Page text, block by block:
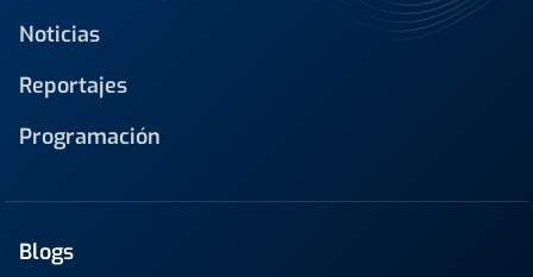
Noticias
Reportajes
Programación
Blogs